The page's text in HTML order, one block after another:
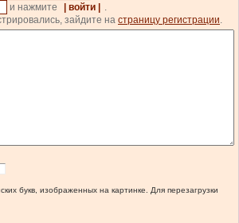
и нажмите
| войти |
.
зайдите на страницу регистрации.
букв, изображенных на картинке. Для перезагрузки